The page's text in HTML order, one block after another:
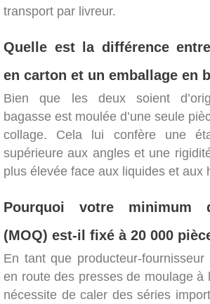
transport par livreur.
Quelle est la différence
en carton et un emballage en
Bien que les deux soient
bagasse est moulée d’une seule
collage. Cela lui confère une
supérieure aux angles et une
plus élevée face aux liquides et aux
Pourquoi votre minimum
(MOQ) est-il fixé à 20 000
En tant que producteur-
en route des presses de moulage à
nécessite de caler des séries